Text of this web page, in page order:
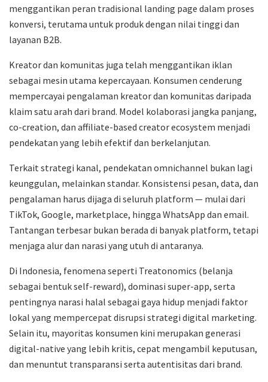
menggantikan peran tradisional landing page dalam proses
konversi, terutama untuk produk dengan nilai tinggi dan
layanan B2B.
Kreator dan komunitas juga telah menggantikan iklan
sebagai mesin utama kepercayaan. Konsumen cenderung
mempercayai pengalaman kreator dan komunitas daripada
klaim satu arah dari brand. Model kolaborasi jangka panjang,
co-creation, dan affiliate-based creator ecosystem menjadi
pendekatan yang lebih efektif dan berkelanjutan.
Terkait strategi kanal, pendekatan omnichannel bukan lagi
keunggulan, melainkan standar. Konsistensi pesan, data, dan
pengalaman harus dijaga di seluruh platform — mulai dari
TikTok, Google, marketplace, hingga WhatsApp dan email.
Tantangan terbesar bukan berada di banyak platform, tetapi
menjaga alur dan narasi yang utuh di antaranya.
Di Indonesia, fenomena seperti Treatonomics (belanja
sebagai bentuk self-reward), dominasi super-app, serta
pentingnya narasi halal sebagai gaya hidup menjadi faktor
lokal yang mempercepat disrupsi strategi digital marketing.
Selain itu, mayoritas konsumen kini merupakan generasi
digital-native yang lebih kritis, cepat mengambil keputusan,
dan menuntut transparansi serta autentisitas dari brand.